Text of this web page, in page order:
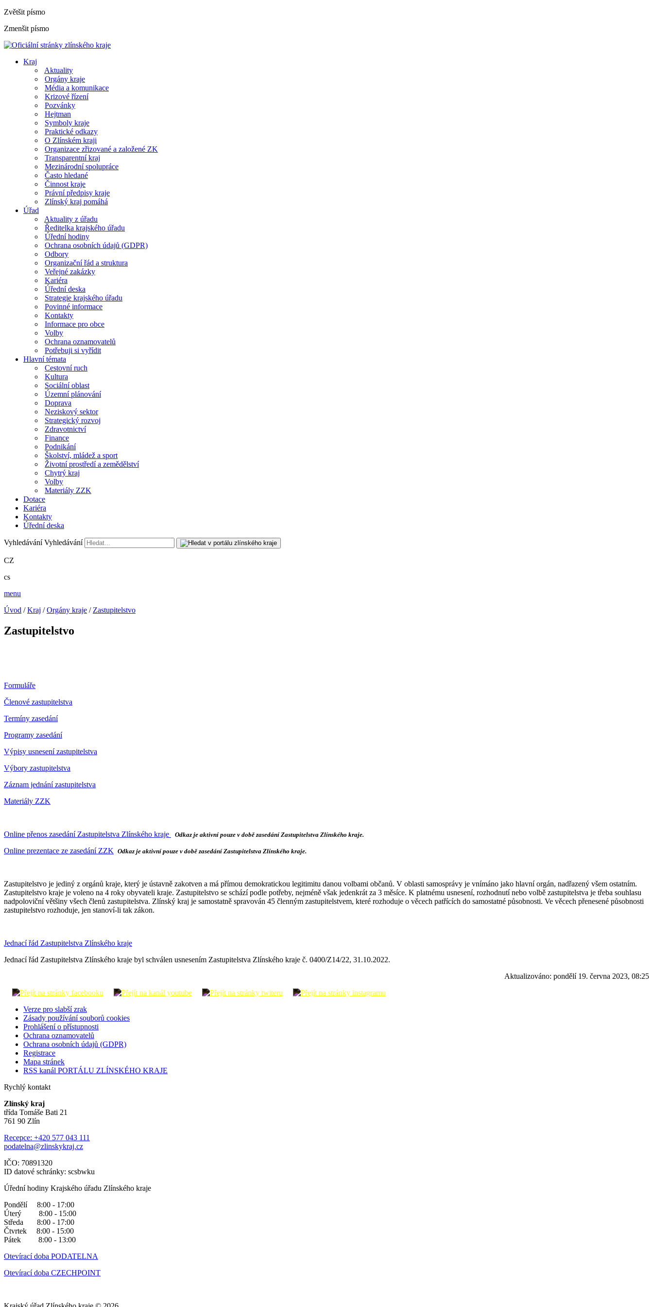
Zvětšit písmo
Zmenšit písmo
Kraj
Aktuality
Orgány kraje
Média a komunikace
Krizové řízení
Pozvánky
Hejtman
Symboly kraje
Praktické odkazy
O Zlínském kraji
Organizace zřizované a založené ZK
Transparentní kraj
Mezinárodní spolupráce
Často hledané
Činnost kraje
Právní předpisy kraje
Zlínský kraj pomáhá
Úřad
Aktuality z úřadu
Ředitelka krajského úřadu
Úřední hodiny
Ochrana osobních údajů (GDPR)
Odbory
Organizační řád a struktura
Veřejné zakázky
Kariéra
Úřední deska
Strategie krajského úřadu
Povinné informace
Kontakty
Informace pro obce
Volby
Ochrana oznamovatelů
Potřebuji si vyřídit
Hlavní témata
Cestovní ruch
Kultura
Sociální oblast
Územní plánování
Doprava
Neziskový sektor
Strategický rozvoj
Zdravotnictví
Finance
Podnikání
Školství, mládež a sport
Životní prostředí a zemědělství
Chytrý kraj
Volby
Materiály ZZK
Dotace
Kariéra
Kontakty
Úřední deska
Vyhledávání Vyhledávání
CZ
cs
menu
Úvod /Kraj /Orgány kraje / Zastupitelstvo
Zastupitelstvo
Formuláře
Členové zastupitelstva
Termíny zasedání
Programy zasedání
Výpisy usnesení zastupitelstva
Výbory zastupitelstva
Záznam jednání zastupitelstva
Materiály ZZK
Online přenos zasedání Zastupitelstva Zlínského kraje Odkaz je aktivní pouze v době zasedání Zastupitelstva Zlínského kraje.
Online prezentace ze zasedání ZZK Odkaz je aktivní pouze v době zasedání Zastupitelstva Zlínského kraje.
Zastupitelstvo je jediný z orgánů kraje, který je ústavně zakotven a má přímou demokratickou legitimitu danou volbami občanů. V oblasti samosprávy je vnímáno jako hlavní orgán, nadřazený všem ostatním.
Zastupitelstvo kraje je voleno na 4 roky obyvateli kraje. Zastupitelstvo se schází podle potřeby, nejméně však jedenkrát za 3 měsíce. K platnému usnesení, rozhodnutí nebo volbě zastupitelstva je třeba souhlasu
nadpoloviční většiny všech členů zastupitelstva. Zlínský kraj je samostatně spravován 45 členným zastupitelstvem, které rozhoduje o věcech patřících do samostatné působnosti. Ve věcech přenesené působnosti
zastupitelstvo rozhoduje, jen stanoví-li tak zákon.
Jednací řád Zastupitelstva Zlínského kraje
Jednací řád Zastupitelstva Zlínského kraje byl schválen usnesením Zastupitelstva Zlínského kraje č. 0400/Z14/22, 31.10.2022.
Aktualizováno: pondělí 19. června 2023, 08:25
Verze pro slabší zrak
Zásady používání souborů cookies
Prohlášení o přístupnosti
Ochrana oznamovatelů
Ochrana osobních údajů (GDPR)
Registrace
Mapa stránek
RSS kanál PORTÁLU ZLÍNSKÉHO KRAJE
Rychlý kontakt
Zlínský kraj
třída Tomáše Bati 21
761 90 Zlín
Recepce: +420 577 043 111
podatelna@zlinskykraj.cz
IČO: 70891320
ID datové schránky: scsbwku
Úřední hodiny Krajského úřadu Zlínského kraje
Pondělí 8:00 - 17:00
Úterý 8:00 - 15:00
Středa 8:00 - 17:00
Čtvrtek 8:00 - 15:00
Pátek 8:00 - 13:00
Otevírací doba PODATELNA
Otevírací doba CZECHPOINT